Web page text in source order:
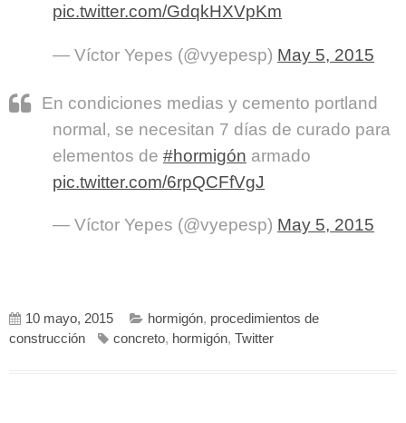
pic.twitter.com/GdqkHXVpKm
— Víctor Yepes (@vyepesp) May 5, 2015
En condiciones medias y cemento portland
normal, se necesitan 7 días de curado para
elementos de #hormigón armado
pic.twitter.com/6rpQCFfVgJ
— Víctor Yepes (@vyepesp) May 5, 2015
10 mayo, 2015 hormigón, procedimientos de
construcción
concreto, hormigón, Twitter